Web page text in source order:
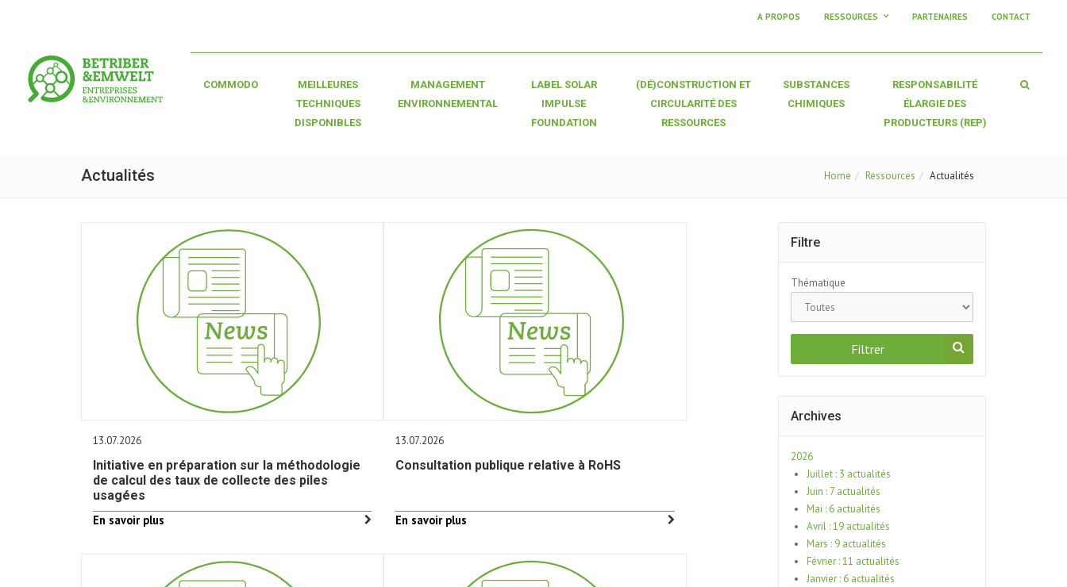
A PROPOS RESSOURCES PARTENAIRES CONTACT
COMMODO
MEILLEURES
TECHNIQUES
DISPONIBLES
MANAGEMENT
ENVIRONNEMENTAL
LABEL SOLAR
IMPULSE
FOUNDATION
(DÉ)CONSTRUCTION ET
CIRCULARITÉ DES
RESSOURCES
SUBSTANCES
CHIMIQUES
RESPONSABILITÉ
ÉLARGIE DES
PRODUCTEURS (REP)
Actualités Home Ressources Actualités
13.07.2026
Initiative en préparation sur la méthodologie
de calcul des taux de collecte des piles
usagées
En savoir plus
13.07.2026
Consultation publique relative à RoHS
En savoir plus
Filtre
Thématique
Filtrer
Archives
2026
Juillet : 3 actualités
Juin : 7 actualités
Mai : 6 actualités
Avril : 19 actualités
Mars : 9 actualités
Février : 11 actualités
Janvier : 6 actualités